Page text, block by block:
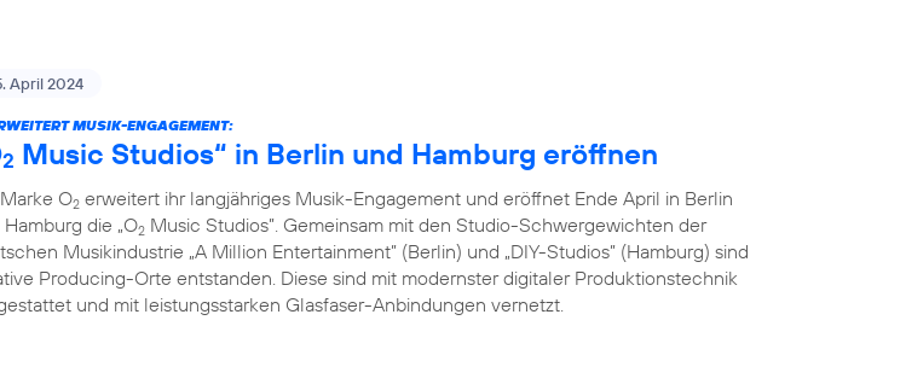
April 2024
MUSIK-ENGAGEMENT:
2 Music Studios“ in Berlin und Hamburg eröffnen
O2 erweitert ihr langjähriges Musik-Engagement und eröffnet Ende April in Berlin
die „O2 Music Studios”. Gemeinsam mit den Studio-Schwergewichten der
Musikindustrie „A Million Entertainment” (Berlin) und „DIY-Studios” (Hamburg) sind
Producing-Orte entstanden. Diese sind mit modernster digitaler Produktionstechnik
und mit leistungsstarken Glasfaser-Anbindungen vernetzt.